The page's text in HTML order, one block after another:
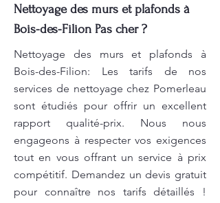
Nettoyage des murs et plafonds à
Bois-des-Filion Pas cher ?
Nettoyage des murs et plafonds à
Bois-des-Filion: Les tarifs de nos
services de nettoyage chez Pomerleau
sont étudiés pour offrir un excellent
rapport qualité-prix. Nous nous
engageons à respecter vos exigences
tout en vous offrant un service à prix
compétitif. Demandez un devis gratuit
pour connaître nos tarifs détaillés !